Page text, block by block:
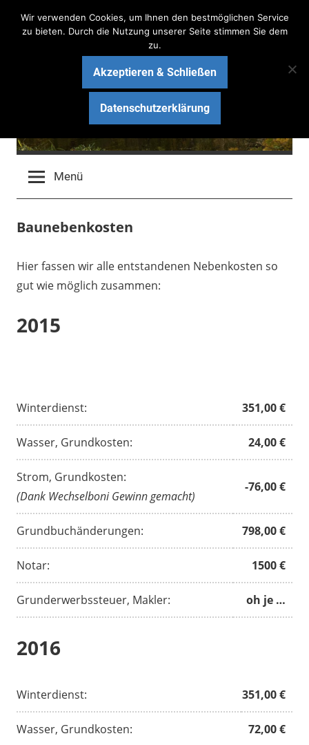
Inhalt
Haus am See Bau-Blog
Wir bauen ein schlüsselfertiges Massivhaus mit ARGE
HAUS
Menü
Baunebenkosten
Hier fassen wir alle entstandenen Nebenkosten so
gut wie möglich zusammen:
2015
Winterdienst: 351,00 €
Wasser, Grundkosten: 24,00 €
Strom, Grundkosten:
(Dank Wechselboni Gewinn gemacht)
-76,00 €
Grundbuchänderungen: 798,00 €
Notar: 1500 €
Grunderwerbssteuer, Makler: oh je …
2016
Winterdienst: 351,00 €
Wasser, Grundkosten: 72,00 €
Wir verwenden Cookies, um Ihnen den bestmöglichen Service
zu bieten. Durch die Nutzung unserer Seite stimmen Sie dem
zu.
Akzeptieren & Schließen
Datenschutzerklärung